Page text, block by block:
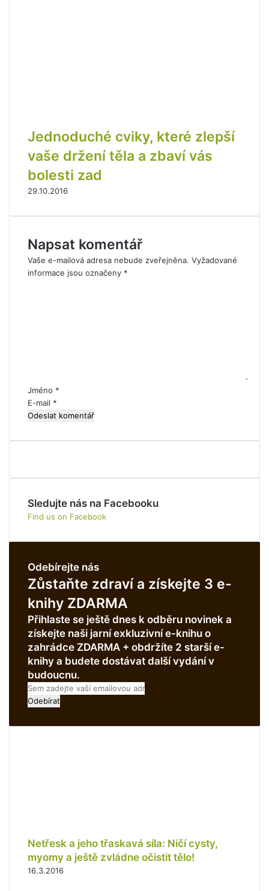
Jednoduché cviky, které zlepší
vaše držení těla a zbaví vás
bolesti zad
29.10.2016
Napsat komentář
Vaše e-mailová adresa nebude zveřejněna. Vyžadované
informace jsou označeny *
*
Jméno *
E-mail *
Sledujte nás na Facebooku
Find us on Facebook
Odebírejte nás
Zůstaňte zdraví a získejte 3 e-
knihy ZDARMA
Přihlaste se ještě dnes k odběru novinek a
získejte naši jarní exkluzivní e-knihu o
zahrádce ZDARMA + obdržíte 2 starší e-
knihy a budete dostávat další vydání v
budoucnu.
S
e
z
š
Netřesk a jeho třaskavá síla: Ničí cysty,
myomy a ještě zvládne očistit tělo!
16.3.2016